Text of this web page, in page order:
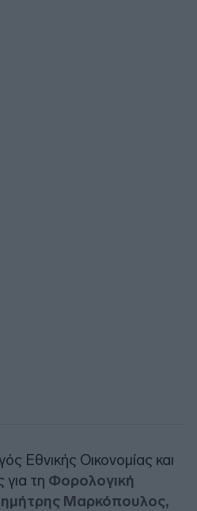
Εθνικής Οικονομίας και
για τη Φορολογική
Μαρκόπουλος,